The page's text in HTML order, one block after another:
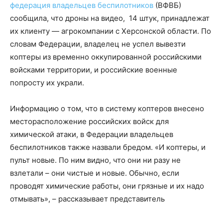
федерация владельцев беспилотников (ВФВБ)
сообщила, что дроны на видео, 14 штук, принадлежат
их клиенту — агрокомпании с Херсонской области. По
словам Федерации, владелец не успел вывезти
коптеры из временно оккупированной российскими
войсками территории, и российские военные
попросту их украли.
Информацию о том, что в систему коптеров внесено
месторасположение российских войск для
химической атаки, в Федерации владельцев
беспилотников также назвали бредом. «И коптеры, и
пульт новые. По ним видно, что они ни разу не
взлетали – они чистые и новые. Обычно, если
проводят химические работы, они грязные и их надо
отмывать», – рассказывает представитель